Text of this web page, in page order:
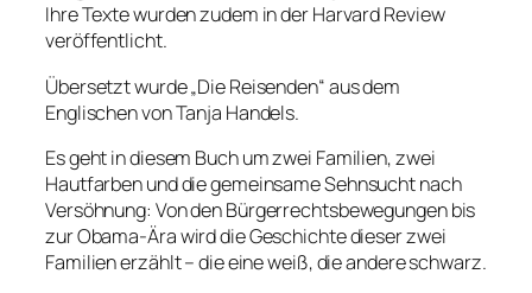
Ihre Texte wurden zudem in der Harvard Review
veröffentlicht.
Übersetzt wurde „Die Reisenden“ aus dem
Englischen von Tanja Handels.
Es geht in diesem Buch um zwei Familien, zwei
Hautfarben und die gemeinsame Sehnsucht nach
Versöhnung: Von den Bürgerrechtsbewegungen bis
zur Obama-Ära wird die Geschichte dieser zwei
Familien erzählt – die eine weiß, die andere schwarz.